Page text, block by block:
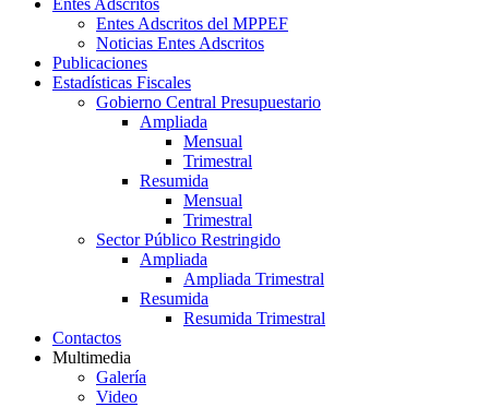
Entes Adscritos
Entes Adscritos del MPPEF
Noticias Entes Adscritos
Publicaciones
Estadísticas Fiscales
Gobierno Central Presupuestario
Ampliada
Mensual
Trimestral
Resumida
Mensual
Trimestral
Sector Público Restringido
Ampliada
Ampliada Trimestral
Resumida
Resumida Trimestral
Contactos
Multimedia
Galería
Video